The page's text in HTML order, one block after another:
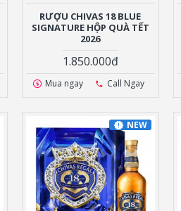
RƯỢU CHIVAS 18 BLUE
SIGNATURE HỘP QUÀ TẾT
2026
1.850.000đ
Mua ngay Call Ngay
NEW